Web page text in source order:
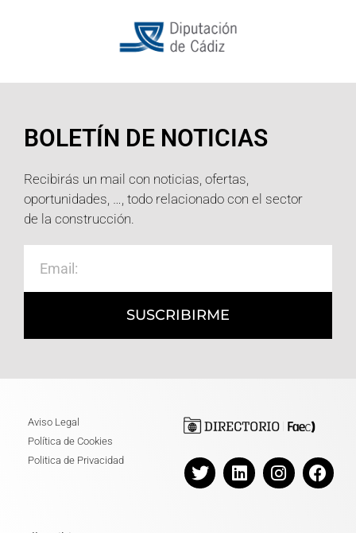
BOLETÍN DE NOTICIAS
Recibirás un mail con noticias, ofertas,
oportunidades, …, todo relacionado con el sector
de la construcción.
SUSCRIBIRME
Aviso Legal
Política de Cookies
Politica de Privacidad